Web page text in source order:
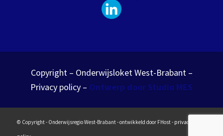
Copyright – Onderwijsloket West-Brabant –
Privacy policy – Ontwerp door Studio MES
© Copyright - Onderwijsregio West-Brabant - ontwikkeld door FHost - privacy